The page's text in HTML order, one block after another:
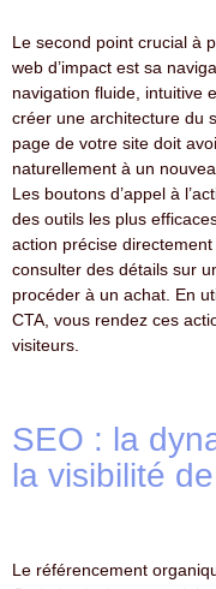
Le second point crucial à
web d’impact est sa
navigation fluide, intuitive
créer une architecture du
page de votre site doit
naturellement à un
Les boutons d’appel à
des outils les plus
action précise
consulter des détails sur
procéder à un achat. En
CTA, vous rendez ces
visiteurs.
SEO : la
la visibilité
Le référencement